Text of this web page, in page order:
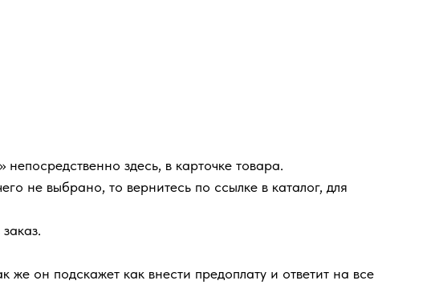
здесь, в карточке товара.
не выбрано, то вернитесь по ссылке в каталог, для
он подскажет как внести предоплату и ответит на все